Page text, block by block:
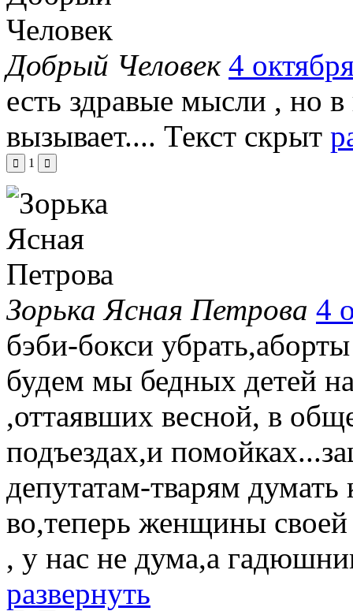
Добрый Человек 4
есть здравые мысли , но
вызывает.... Текст скрыт
1
Зорька Ясная Петрова 4
бэби-бокси
будем мы бедных детей
,оттаявших весной, в
подъездах,и
депутатам-тварям
во,теперь женщины
, у нас не дума,а
развернуть